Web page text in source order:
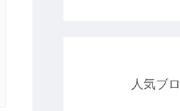
人気ブ